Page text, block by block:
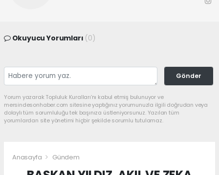
Okuyucu Yorumları (0)
Gönder
Yorum yazarak Topluluk Kuralları’nı kabul etmiş bulunuyor ve
mersindesonhaber.com sitesine yaptığınız yorumunuzla ilgili doğrudan veya
dolaylı tüm sorumluluğu tek başınıza üstleniyorsunuz. Yazılan tüm
yorumlardan site yönetimi hiçbir şekilde sorumlu tutulamaz.
Anasayfa Gündem